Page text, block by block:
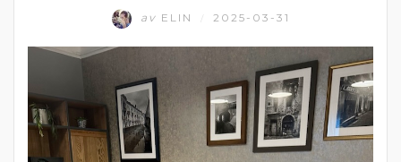
av ELIN 2025-03-31